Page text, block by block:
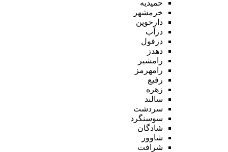
حمیدیه
خرمشهر
دارخوین
دزآب
دزفول
دهدز
رامشیر
رامهرمز
رفیع
زهره
سالند
سردشت
سوسنگرد
شادگان
شاوور
شرافت